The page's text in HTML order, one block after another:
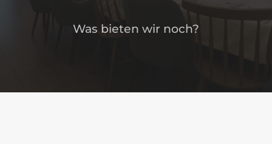
Was bieten wir noch?